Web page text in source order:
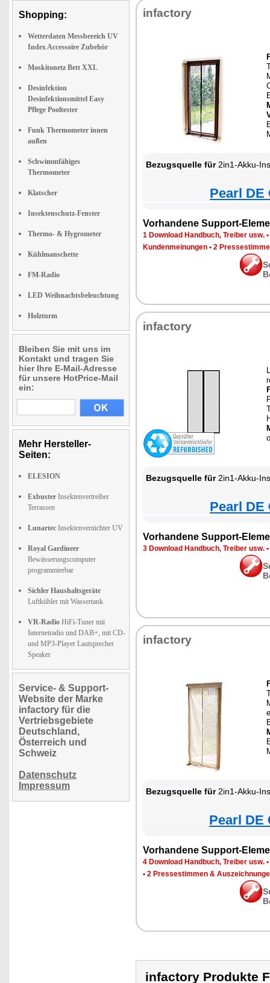
Shopping:
Wetterdaten Messbereich UV
Index Accessoire Zubehör
Moskitonetz Bett XXL
Desinfektion
Desinfektionsmittel Easy
Pflege Pooltester
Funk Thermometer innen
außen
Schwimmfähiges
Thermometer
Klatscher
Insektenschutz-Fenster
Thermo- & Hygrometer
Kühlmanschette
FM-Radio
LED Weihnachtsbeleuchtung
Holzturm
Bleiben Sie mit uns im
Kontakt und tragen Sie
hier Ihre E-Mail-Adresse
für unsere HotPrice-Mail
ein:
Mehr Hersteller-
Seiten:
ELESION
Exbuster Insektenvertreiber
Terrassen
Lunartec Insektenvernichter UV
Royal Gardineer
Bewässerungscomputer
programmierbar
Sichler Haushaltsgeräte
Luftkühler mit Wassertank
VR-Radio HiFi-Tuner mit
Internetradio und DAB+, mit CD-
und MP3-Player Lautsprecher
Speaker
Service- & Support-
Website der Marke
infactory für die
Vertriebsgebiete
Deutschland,
Österreich und
Schweiz
Datenschutz
Impressum
infactory
Bezugsquelle für2in1-Akku-
Pearl DE
Vorhandene Support-
1 Download Handbuch, Treiber usw. •
Kundenmeinungen • 2
infactory
Bezugsquelle für2in1-Akku-
Pearl DE
Vorhandene Support-
3 Download Handbuch, Treiber usw. •
infactory
Bezugsquelle für2in1-Akku-
Pearl DE
Vorhandene Support-
4 Download Handbuch, Treiber usw. •
• 2 Pressestimmen &
infactory Produkte